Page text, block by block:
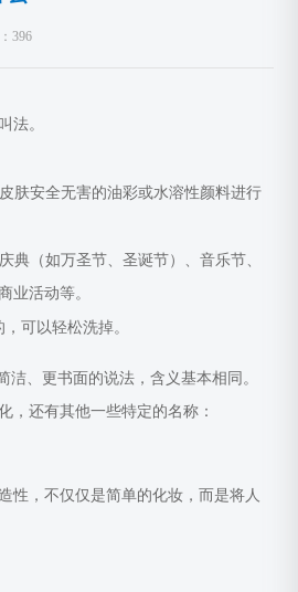
396
法。
肤安全无害的油彩或水溶性颜料进行
典（如万圣节、圣诞节）、音乐节、
业活动等。
，可以轻松洗掉。
洁、更书面的说法，含义基本相同。
，还有其他一些特定的名称：
性，不仅仅是简单的化妆，而是将人